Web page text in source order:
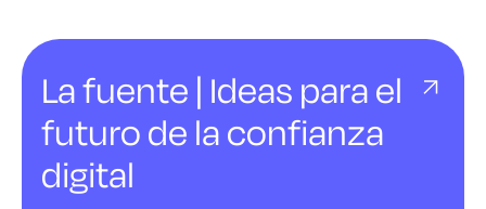
La fuente | Ideas para el
futuro de la confianza
digital